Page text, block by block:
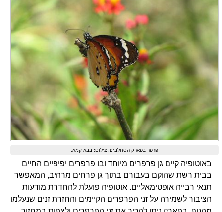
פרפר בפארק הסחלבים. צילום: בבא קמא.
באוטופיה קיים גן פרפרים מיוחד ובו פרפרים יפיפיים החיים
בבית רשת שהוקם בעבורם בתוך גן פרחים מרהיב, המאפשר
תנאי רבייה אופטימאליים. אוטופיה פועלת להחדרת מודעות
הציבור לשמירה על זני הפרפרים הקיימים והחזרת זנים שנעלמו